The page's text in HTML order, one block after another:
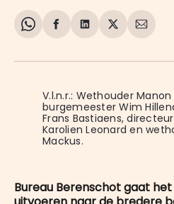
Share
WhatsApp
Delen
Facebook
Delen
LinkedIn
Share
X
Deel
E-
V.l.n.r.: Wethouder Manon
burgemeester Wim
Frans Bastiaens,
Karolien Leonard en
Mackus.
Bureau Berenschot gaat